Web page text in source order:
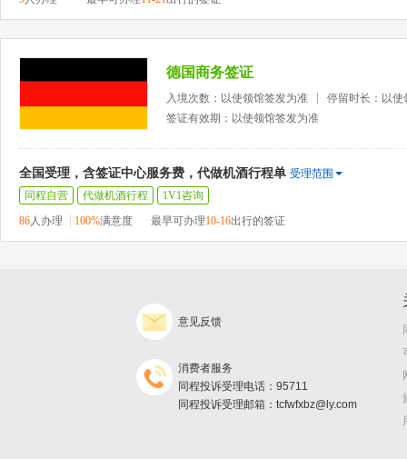
德国商务签证
入境次数：以使领馆签发为准
停留时长：以使
签证有效期：以使领馆签发为准
全国受理，含签证中心服务费，代做机酒行程单 受理范围
同程自营
代做机酒行程
1V1咨询
86人办理 100%满意度 最早可办理10-16出行的签证
意见反馈
消费者服务
同程投诉受理电话：95711
同程投诉受理邮箱：tcfwfxbz@ly.com